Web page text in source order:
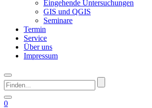
Eingehende Untersuchungen
GIS und QGIS
Seminare
Termin
Service
Über uns
Impressum
Finden...
0